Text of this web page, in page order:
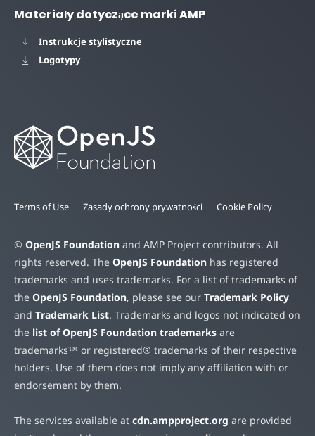
Materiały dotyczące marki AMP
Instrukcje stylistyczne
Logotypy
Terms of Use Zasady ochrony prywatności Cookie Policy
© OpenJS Foundation and AMP Project contributors. All
rights reserved. The OpenJS Foundation has registered
trademarks and uses trademarks. For a list of trademarks of
the OpenJS Foundation, please see our Trademark Policy
and Trademark List. Trademarks and logos not indicated on
the list of OpenJS Foundation trademarks are
trademarks™ or registered® trademarks of their respective
holders. Use of them does not imply any affiliation with or
endorsement by them.
The services available at cdn.ampproject.org are provided